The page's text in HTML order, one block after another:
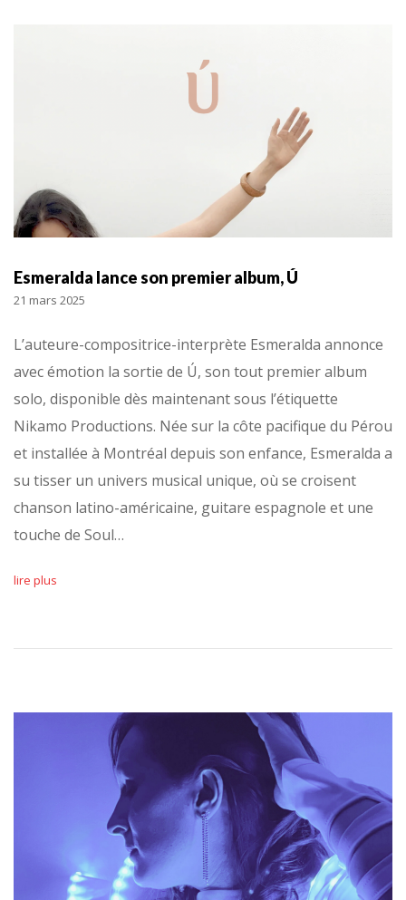
Esmeralda lance son premier album, Ú
21 mars 2025
L’auteure-compositrice-interprète Esmeralda annonce
avec émotion la sortie de Ú, son tout premier album
solo, disponible dès maintenant sous l’étiquette
Nikamo Productions. Née sur la côte pacifique du Pérou
et installée à Montréal depuis son enfance, Esmeralda a
su tisser un univers musical unique, où se croisent
chanson latino-américaine, guitare espagnole et une
touche de Soul…
lire plus